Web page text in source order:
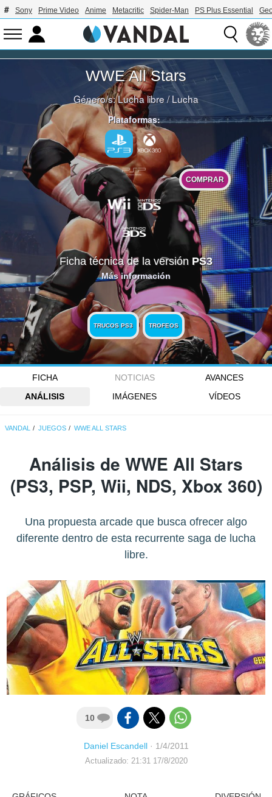
Sony Prime Video Anime Metacritic Spider-Man PS Plus Essential
WWE All Stars
Género/s:Lucha libre/Lucha
Plataformas:
COMPRAR
Ficha técnica de la versión PS3
Más información
TRUCOS PS3 TROFEOS
FICHA NOTICIAS
AVANCES
ANÁLISIS
IMÁGENES VÍDEOS
VANDAL JUEGOS WWE ALL STARS
Análisis de WWE All Stars
(PS3, PSP, Wii, NDS, Xbox 360)
Una propuesta arcade que busca ofrecer algo
diferente dentro de esta recurrente saga de lucha
libre.
10
Daniel Escandell· 1/4/2011
Actualizado: 21:31 17/8/2020